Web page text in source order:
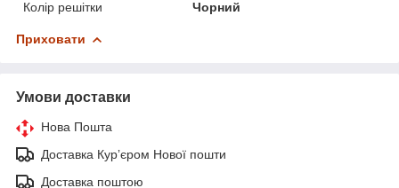
Колір решітки
Чорний
Приховати
Умови доставки
Нова Пошта
Доставка Курʼєром Нової пошти
Доставка поштою